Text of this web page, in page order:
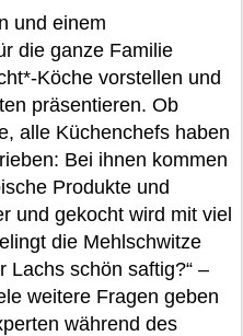
und einem
die ganze Familie
Köche vorstellen und
präsentieren. Ob
alle Küchenchefs haben
Bei ihnen kommen
Produkte und
und gekocht wird mit viel
die Mehlschwitze
Lachs schön saftig?“ –
weitere Fragen geben
während des